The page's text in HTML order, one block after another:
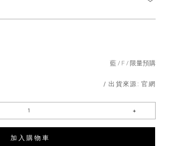
藍 F 限量預購
/ 出貨來源:官網
加 入 購 物 車